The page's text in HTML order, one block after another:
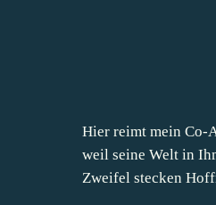
Hier reimt mein Co-
weil seine Welt in
Zweifel stecken